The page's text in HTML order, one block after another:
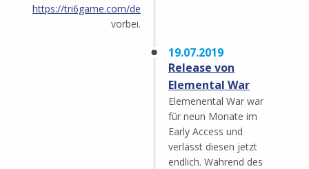
https://tri6game.com/de
vorbei.
19.07.2019
Release von
Elemental War
Elemenental War war
für neun Monate im
Early Access und
verlässt diesen jetzt
endlich. Während des